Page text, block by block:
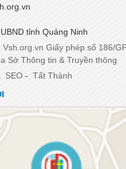
tỉnh Quảng Ninh
Vsh.org.vn Giấy phép số 186/
Sở Thông tin & Truyền thông
SEO - Tất Thành